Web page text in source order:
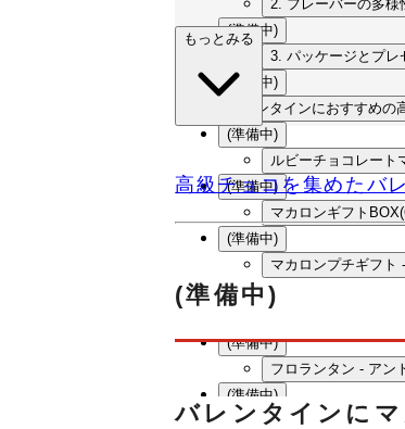
2. フレーバーの多様
(準備中)
3. パッケージとプレ
(準備中)
バレンタインにおすすめの
(準備中)
ルビーチョコレート
(準備中)
マカロンギフト
(準備中)
マカロンプチギフト
(準備中)
(準備中)
フロランタン - アン
(準備中)
Barrantie 焼菓子詰合
もっとみる
高級チョコを集めたバ
(準備中)
バレンタインに